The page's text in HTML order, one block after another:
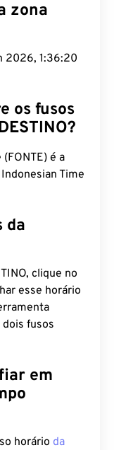
zona
2026, 1:36:21
os fusos
é a
Time
da
clique no
esse horário
fusos
em
horário da